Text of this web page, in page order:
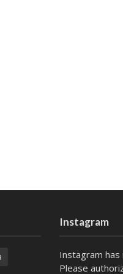
Instagram
Instagram
Please